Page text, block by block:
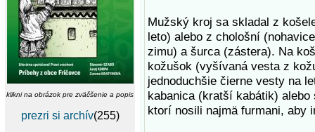
klikni na obrázok pre zväčšenie a popis
prezri si archív(255)
Mužský kroj sa skladal z
leto) alebo z chološní
zimu) a šurca (zástera). Na
kožušok (vyšívaná vesta z
jednoduchšie čierne vesty na
kabanica (kratší kabátik)
ktorí nosili najmä furmani, aby